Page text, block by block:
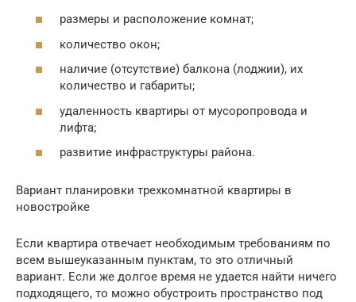
размеры и расположение комнат;
количество окон;
наличие (отсутствие) балкона (лоджии), их
количество и габариты;
удаленность квартиры от мусоропровода и
лифта;
развитие инфраструктуры района.
Вариант планировки трехкомнатной квартиры в
новостройке
Если квартира отвечает необходимым требованиям по
всем вышеуказанным пунктам, то это отличный
вариант. Если же долгое время не удается найти ничего
подходящего, то можно обустроить пространство под